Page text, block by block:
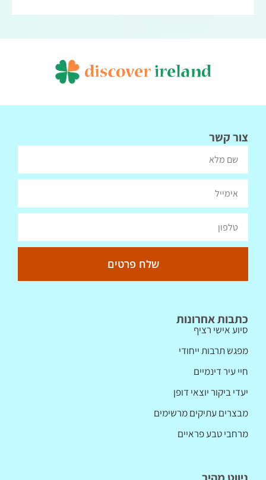
צור קשר
שלח פרטים
כתבות אחרונות
סיוע אישי רציף
מפגש תרבות ייחודי
חיי עיר דינמיים
יעדי ביקור יוצאי דופן
מבצרים עתיקים מרשימים
מרחבי טבע פראיים